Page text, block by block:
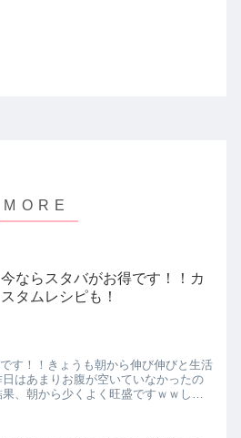
今ならスタバがお得です！！カ
スタムレシピも！
す！！きょうも朝から伸び伸びと生活
はあまりお腹が空いていなかったの
、朝から少くよく旺盛ですｗｗしか